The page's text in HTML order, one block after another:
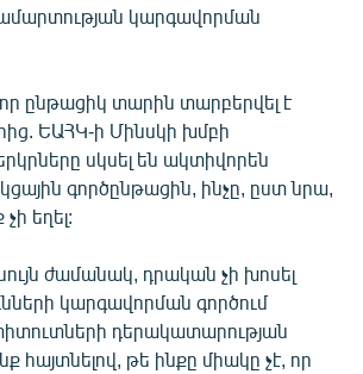
կարգավորման
որ ընթացիկ տարին տարբերվել է
ԵԱՀԿ-ի Մինսկի խմբի
սկսել են ակտիվորեն
գործընթացին, ինչը, ըստ նրա,
եղել:
ժամանակ, դրական չի խոսել
կարգավորման գործում
դերակատարության
հայտնելով, թե ինքը միակը չէ, որ